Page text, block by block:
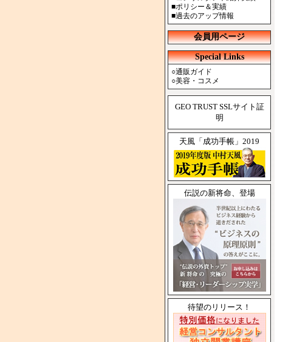
■ポリシー＆実績
■過去のアップ情報
会員用ページ
Special Links
○通販ガイド
○美容・コスメ
GEO TRUST SSLサイト証
明
天風「成功手帳」2019
伝説の新将命、登場
待望のリリース！